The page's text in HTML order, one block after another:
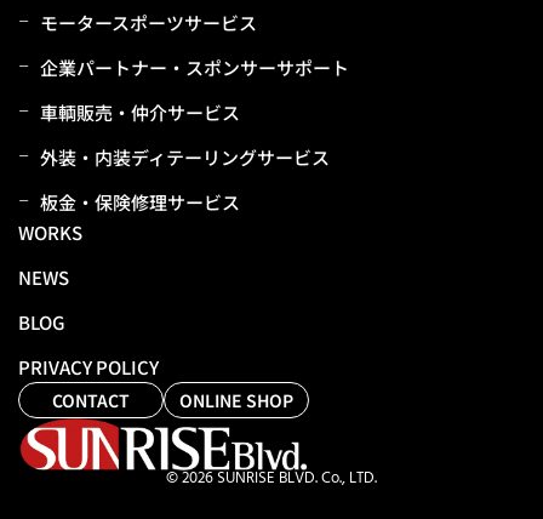
モータースポーツサービス
企業パートナー・スポンサーサポート
⾞輌販売・仲介サービス
外装・内装ディテーリングサービス
板⾦・保険修理サービス
WORKS
NEWS
BLOG
PRIVACY POLICY
CONTACT ONLINE SHOP
© 2026 SUNRISE BLVD. Co., LTD.